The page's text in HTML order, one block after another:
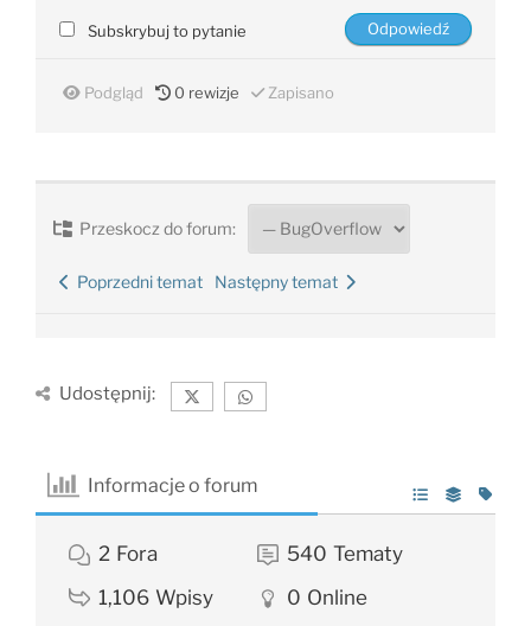
Subskrybuj to pytanie
Podgląd 0 rewizje Zapisano
Przeskocz do forum:
Poprzedni temat Następny temat
Udostępnij:
Informacje o forum
2 Fora 540 Tematy
1,106 Wpisy 0 Online